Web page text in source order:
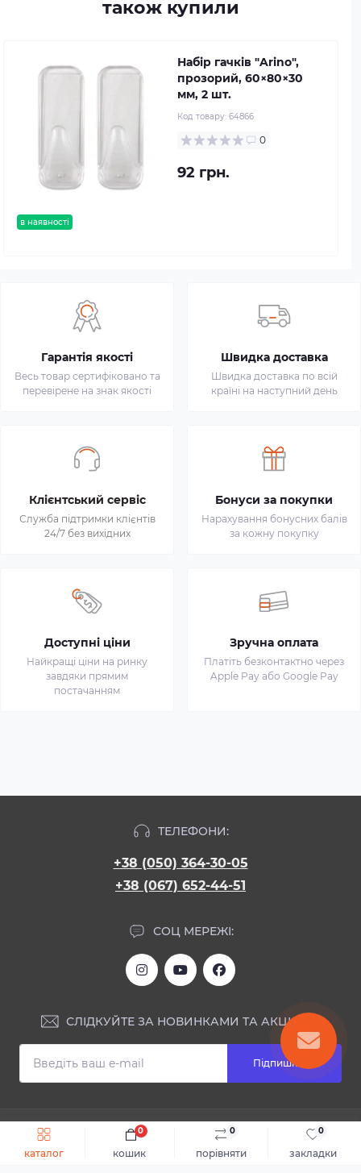
каталог порівняти
0
закладки
0
кошик
0
Швидке замовлення До кошика
також купили
в наявності
Набір гачків "Arino",
прозорий, 60×80×30
мм, 2 шт.
Код товару: 64866
0
92 грн.
Гарантія якості
Весь товар сертифіковано та
перевірене на знак якості
Швидка доставка
Швидка доставка по всій
країні на наступний день
Клієнтський сервіс
Служба підтримки клієнтів
24/7 без вихідних
Бонуси за покупки
Нарахування бонусних балів
за кожну покупку
Доступні ціни
Найкращі ціни на ринку
завдяки прямим
постачанням
Зручна оплата
Платіть безконтактно через
Apple Pay або Google Pay
ТЕЛЕФОНИ:
+38 (050) 364-30-05
+38 (067) 652-44-51
СОЦ МЕРЕЖІ:
СЛІДКУЙТЕ ЗА НОВИНКАМИ ТА АКЦІЯМИ:
Підпишіться
ІНФОРМАЦІЯ